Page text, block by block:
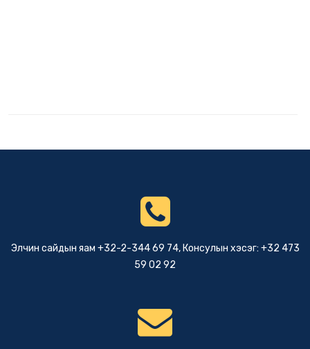
Элчин сайдын яам +32-2-344 69 74, Консулын хэсэг: +32 473
59 02 92